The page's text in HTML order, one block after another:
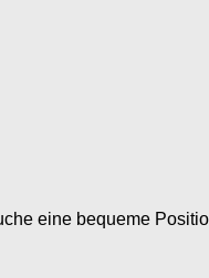
eine bequeme